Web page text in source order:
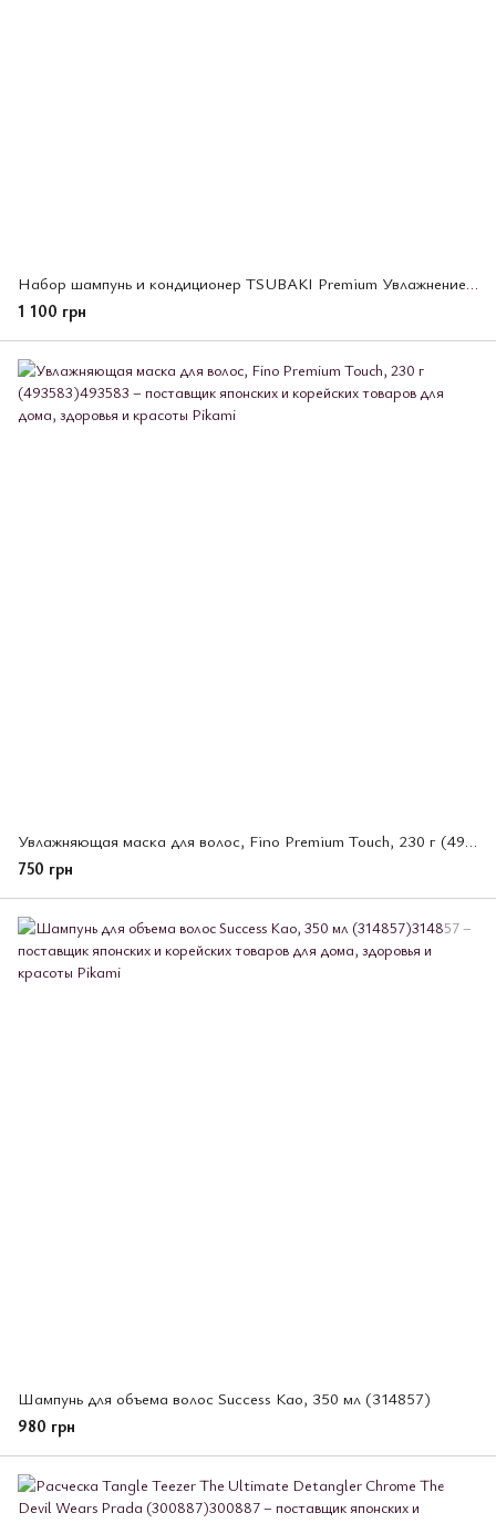
Набор шампунь и кондиционер TSUBAKI Premium Увлажнение и восстановление волос, 2 шт х 300 мл (494900)
1 100 грн
Увлажняющая маска для волос, Fino Premium Touch, 230 г (493583)
750 грн
Шампунь для объема волос Success Као, 350 мл (314857)
980 грн